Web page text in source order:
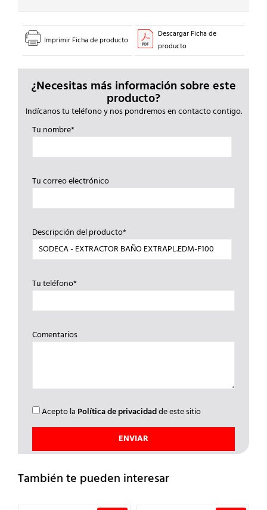
Imprimir Ficha de producto
Descargar Ficha de
producto
¿Necesitas más información sobre este
producto?
Indícanos tu teléfono y nos pondremos en contacto contigo.
Tu nombre*
Tu correo electrónico
Descripción del producto*
Tu teléfono*
Comentarios
Acepto la Política de privacidadde este sitio
También te pueden interesar